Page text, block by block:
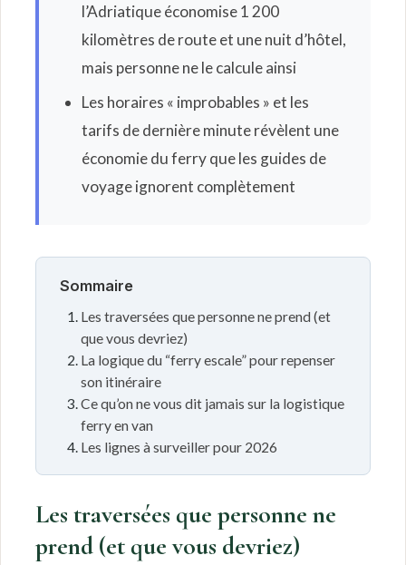
l’Adriatique économise 1 200
kilomètres de route et une nuit d’hôtel,
mais personne ne le calcule ainsi
Les horaires « improbables » et les
tarifs de dernière minute révèlent une
économie du ferry que les guides de
voyage ignorent complètement
Sommaire
Les traversées que personne ne prend (et
que vous devriez)
La logique du “ferry escale” pour repenser
son itinéraire
Ce qu’on ne vous dit jamais sur la logistique
ferry en van
Les lignes à surveiller pour 2026
Les traversées que personne ne
prend (et que vous devriez)